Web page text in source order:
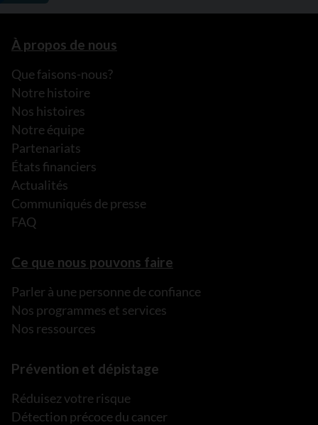
À propos de nous
Que faisons-nous?
Notre histoire
Nos histoires
Notre équipe
Partenariats
États financiers
Actualités
Communiqués de presse
FAQ
Ce que nous pouvons faire
Parler à une personne de confiance
Nos programmes et services
Nos ressources
Prévention et dépistage
Réduisez votre risque
Détection précoce du cancer